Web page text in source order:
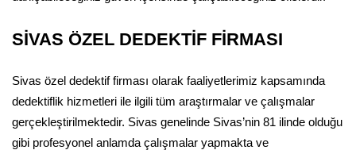
SİVAS ÖZEL DEDEKTİF FİRMASI
Sivas özel dedektif firması olarak faaliyetlerimiz kapsamında
dedektiflik hizmetleri ile ilgili tüm araştırmalar ve çalışmalar
gerçekleştirilmektedir. Sivas genelinde Sivas’nin 81 ilinde olduğu
gibi profesyonel anlamda çalışmalar yapmakta ve